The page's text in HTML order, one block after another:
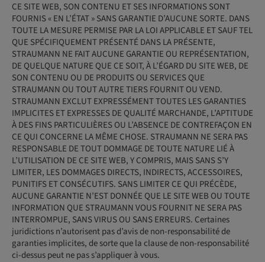
CE SITE WEB, SON CONTENU ET SES INFORMATIONS SONT
FOURNIS « EN L’ÉTAT » SANS GARANTIE D’AUCUNE SORTE. DANS
TOUTE LA MESURE PERMISE PAR LA LOI APPLICABLE ET SAUF TEL
QUE SPÉCIFIQUEMENT PRÉSENTÉ DANS LA PRÉSENTE,
STRAUMANN NE FAIT AUCUNE GARANTIE OU REPRÉSENTATION,
DE QUELQUE NATURE QUE CE SOIT, À L’ÉGARD DU SITE WEB, DE
SON CONTENU OU DE PRODUITS OU SERVICES QUE
STRAUMANN OU TOUT AUTRE TIERS FOURNIT OU VEND.
STRAUMANN EXCLUT EXPRESSÉMENT TOUTES LES GARANTIES
IMPLICITES ET EXPRESSES DE QUALITÉ MARCHANDE, L’APTITUDE
À DES FINS PARTICULIÈRES OU L’ABSENCE DE CONTREFAÇON EN
CE QUI CONCERNE LA MÊME CHOSE. STRAUMANN NE SERA PAS
RESPONSABLE DE TOUT DOMMAGE DE TOUTE NATURE LIÉ À
L’UTILISATION DE CE SITE WEB, Y COMPRIS, MAIS SANS S’Y
LIMITER, LES DOMMAGES DIRECTS, INDIRECTS, ACCESSOIRES,
PUNITIFS ET CONSÉCUTIFS. SANS LIMITER CE QUI PRÉCÈDE,
AUCUNE GARANTIE N’EST DONNÉE QUE LE SITE WEB OU TOUTE
INFORMATION QUE STRAUMANN VOUS FOURNIT NE SERA PAS
INTERROMPUE, SANS VIRUS OU SANS ERREURS. Certaines
juridictions n’autorisent pas d’avis de non-responsabilité de
garanties implicites, de sorte que la clause de non-responsabilité
ci-dessus peut ne pas s’appliquer à vous.